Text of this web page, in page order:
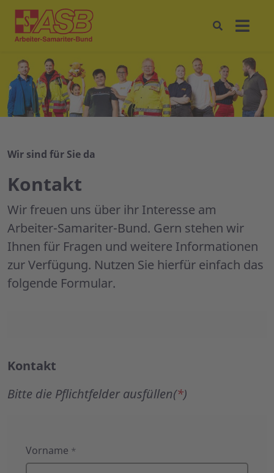
Wir sind für Sie da
Kontakt
Wir freuen uns über ihr Interesse am
Arbeiter-Samariter-Bund. Gern stehen wir
Ihnen für Fragen und weitere Informationen
zur Verfügung. Nutzen Sie hierfür einfach das
folgende Formular.
Kontakt
Bitte die Pflichtfelder ausfüllen(*)
Kontakt
Vorname *